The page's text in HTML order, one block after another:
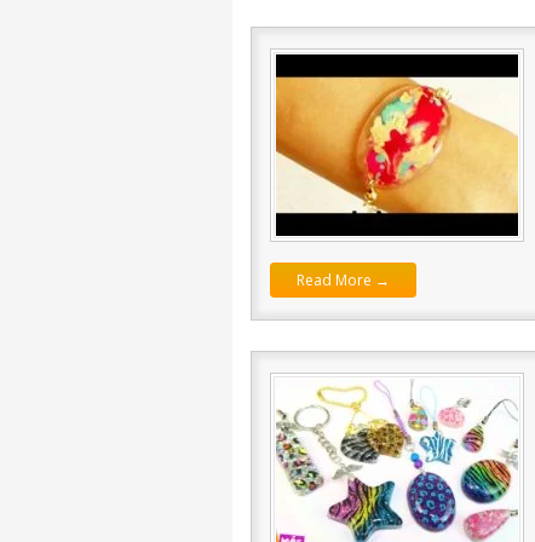
Read More →